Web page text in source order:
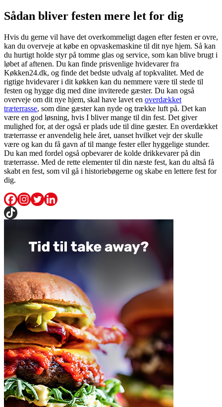
Sådan bliver festen mere let for dig
Hvis du gerne vil have det overkommeligt dagen efter festen er ovre,
kan du overveje at købe en opvaskemaskine til dit nye hjem. Så kan
du hurtigt holde styr på tomme glas og service, som kan blive brugt i
løbet af aftenen. Du kan finde prisvenlige hvidevarer fra
Køkken24.dk, og finde det bedste udvalg af topkvalitet. Med de
rigtige hvidevarer i dit køkken kan du nemmere være til stede til
festen og hygge dig med dine inviterede gæster. Du kan også
overveje om dit nye hjem, skal have lavet en overdækket
træterrasse, som dine gæster kan nyde og trække luft på. Det kan
være en god løsning, hvis I bliver mange til din fest. Det giver
mulighed for, at der også er plads ude til dine gæster. En overdækket
træterrasse er anvendelig hele året, uanset hvilket vejr der skulle
være og kan du få gavn af til mange fester eller hyggelige stunder.
Du kan med fordel også opbevarer de kolde drikkevarer på din
træterrasse. Med de rette elementer til din næste fest, kan du altså få
skabt en fest, som vil gå i historiebøgerne og skabe en lettere fest for
dig.